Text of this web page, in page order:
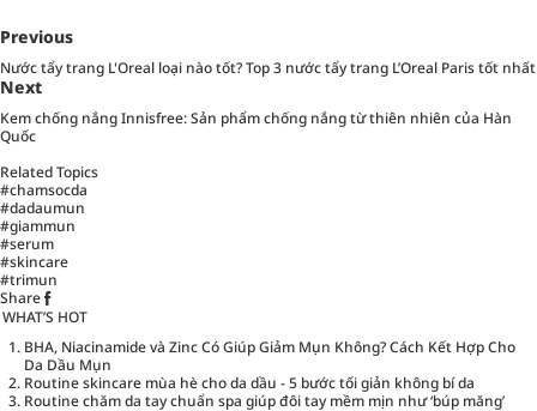
Previous
Nước tẩy trang L'Oreal loại nào tốt? Top 3 nước tẩy trang L’Oreal Paris tốt nhất
Next
Kem chống nắng Innisfree: Sản phẩm chống nắng từ thiên nhiên của Hàn
Quốc
Related Topics
#chamsocda
#dadaumun
#giammun
#serum
#skincare
#trimun
Share
WHAT’S HOT
BHA, Niacinamide và Zinc Có Giúp Giảm Mụn Không? Cách Kết Hợp Cho
Da Dầu Mụn
Routine skincare mùa hè cho da dầu - 5 bước tối giản không bí da
Routine chăm da tay chuẩn spa giúp đôi tay mềm mịn như ‘búp măng’